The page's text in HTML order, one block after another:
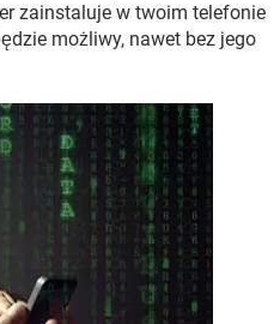
zainstaluje w twoim telefonie
możliwy, nawet bez jego